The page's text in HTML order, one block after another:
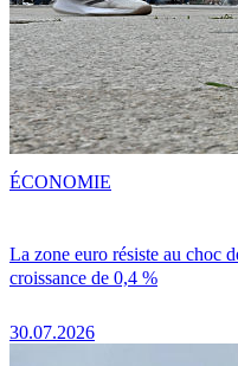
La zone euro résiste au choc
croissance de 0,4 %
30.07.2026
ÉCONOMIE